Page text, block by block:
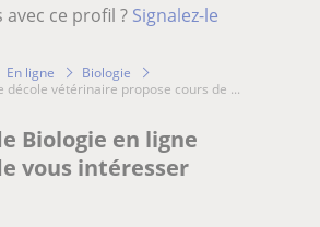
ce profil ? Signalez-le
En ligne
Biologie
décole vétérinaire propose cours de ...
Biologie en ligne
vous intéresser